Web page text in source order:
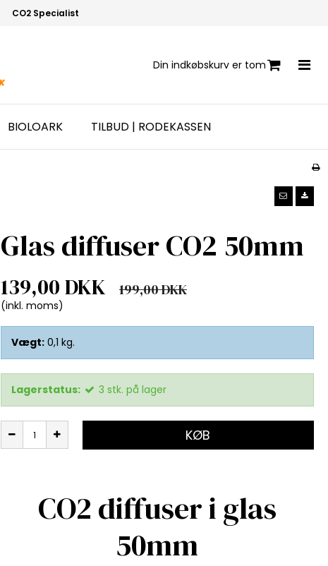
CO2 Specialist
Din indkøbskurv er tom
BIOLOARK TILBUD | RODEKASSEN
Glas diffuser CO2 50mm
139,00 DKK 199,00 DKK
(inkl. moms)
Vægt: 0,1 kg.
Lagerstatus: 3 stk. på lager
KØB
CO2 diffuser i glas
50mm